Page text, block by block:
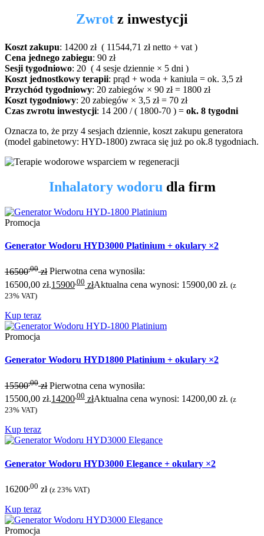
Zwrot z inwestycji
Koszt zakupu: 14200 zł ( 11544,71 zł netto + vat )
Cena jednego zabiegu: 90 zł
Sesji tygodniowo: 20 ( 4 sesje dziennie × 5 dni )
Koszt jednostkowy terapii: prąd + woda + kaniula = ok. 3,5 zł
Przychód tygodniowy: 20 zabiegów × 90 zł = 1800 zł
Koszt tygodniowy: 20 zabiegów × 3,5 zł = 70 zł
Czas zwrotu inwestycji: 14 200 / ( 1800-70 ) = ok. 8 tygodni
Oznacza to, że przy 4 sesjach dziennie, koszt zakupu generatora
(model gabinetowy: HYD-1800) zwraca się już po ok.8 tygodniach.
Inhalatory wodoru dla firm
Promocja
Generator Wodoru HYD3000 Platinium + okulary ×2
16500,00 zł Pierwotna cena wynosiła:
16500,00 zł.15900 ,00 złAktualna cena wynosi: 15900,00 zł. (z
23% VAT)
Kup teraz
Promocja
Generator Wodoru HYD1800 Platinium + okulary ×2
15500,00 zł Pierwotna cena wynosiła:
15500,00 zł.14200 ,00 złAktualna cena wynosi: 14200,00 zł. (z
23% VAT)
Kup teraz
Generator Wodoru HYD3000 Elegance + okulary ×2
16200 ,00 zł (z 23% VAT)
Kup teraz
Promocja